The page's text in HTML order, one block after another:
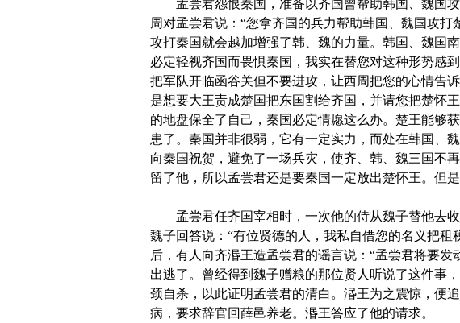
孟尝君怨恨秦国，准备以齐国曾帮助韩国、魏国攻
周对孟尝君说：“您拿齐国的兵力帮助韩国、魏国攻
攻打秦国就会越加增强了韩、魏的力量。韩国、魏国
必定轻视齐国而畏惧秦国，我实在替您对这种形势感
把军队开临函谷关但不要进攻，让西周把您的心情告
是想要大王责成楚国把东国割给齐国，并请您把楚怀
的地盘保全了自己，秦国必定情愿这么办。楚王能够
患了。秦国并非很弱，它有一定实力，而处在韩国、
向秦国祝贺，避免了一场兵灾，使齐、韩、魏三国不
留了他，所以孟尝君还是要秦国一定放出楚怀王。但
孟尝君任齐国宰相时，一次他的侍从魏子替他去收
魏子回答说：“有位贤德的人，我私自借您的名义把
后，有人向齐湣王造孟尝君的谣言说：“孟尝君将要
出逃了。曾经得到魏子赠粮的那位贤人听说了这件事
颈自杀，以此证明孟尝君的清白。湣王为之震惊，便
病，要求辞官回薛邑养老。湣王答应了他的请求。